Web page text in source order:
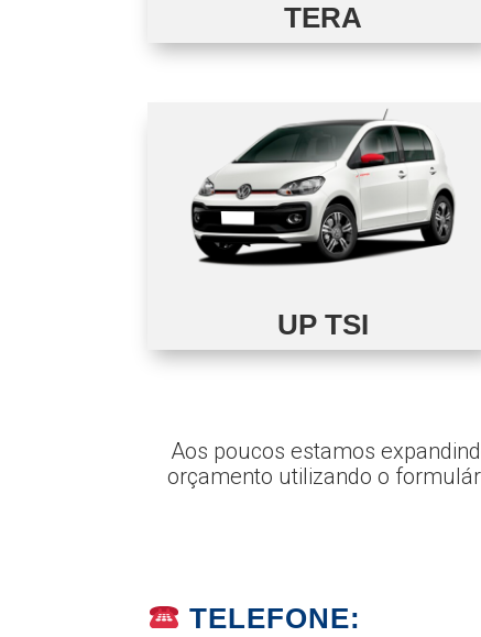
TERA
UP TSI
Aos poucos estamos
orçamento utilizando o
TELEFONE: